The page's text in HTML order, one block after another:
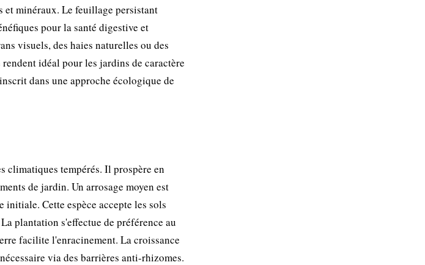
et minéraux. Le feuillage persistant
pour la santé digestive et
visuels, des haies naturelles ou des
idéal pour les jardins de caractère
dans une approche écologique de
climatiques tempérés. Il prospère en
de jardin. Un arrosage moyen est
Cette espèce accepte les sols
plantation s'effectue de préférence au
facilite l'enracinement. La croissance
via des barrières anti-rhizomes.